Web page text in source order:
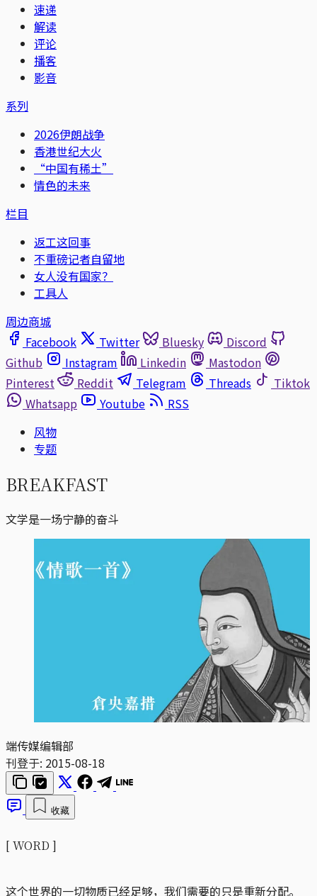
速递
解读
评论
播客
影音
系列
2026伊朗战争
香港世纪大火
“中国有稀土”
情色的未来
栏目
返工这回事
不重磅记者自留地
女人没有国家？
工具人
周边商城
Facebook
Twitter Bluesky
Discord
Github
Instagram Linkedin
Mastodon
Pinterest
Reddit Telegram Threads
Tiktok
Whatsapp
Youtube
RSS
风物
专题
BREAKFAST
文学是一场宁静的奋斗
端传媒编辑部
刊登于: 2015-08-18
收藏
[ WORD ]
这个世界的一切物质已经足够，我们需要的只是重新分配。